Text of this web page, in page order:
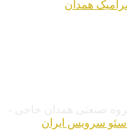
ایران